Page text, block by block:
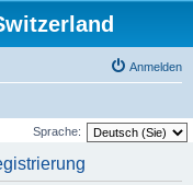
Anmelden
Sprache: